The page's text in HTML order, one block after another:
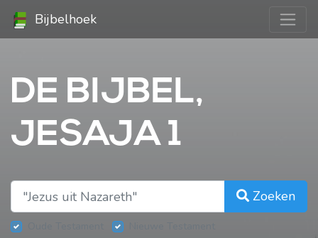
Bijbelhoek
DE BIJBEL,
JESAJA 1
Zoeken